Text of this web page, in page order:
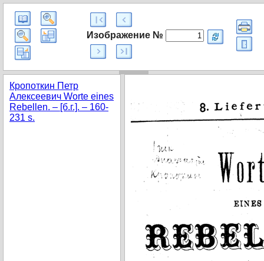
Изображение №
Кропоткин Петр
Алексеевич Worte eines
Rebellen. – [б.г.]. – 160-
231 s.